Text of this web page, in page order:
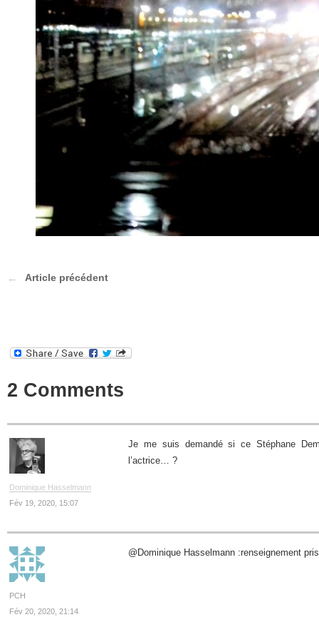
Article précédent
2 Comments
Dominique Hasselmann
Fév 19, 2020, 15:07
Je me suis demandé si ce Stéphane
l’actrice… ?
PCH
Fév 20, 2020, 21:14
@Dominique Hasselmann :renseignement